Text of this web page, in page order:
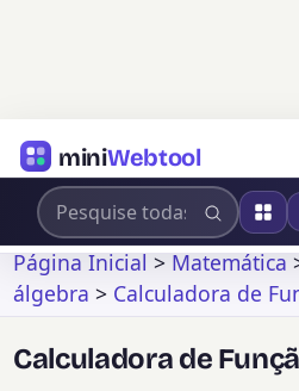
miniWebtool
Página Inicial>Matemática
álgebra > Calculadora de
Calculadora de